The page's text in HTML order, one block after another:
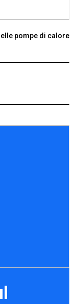
pompe di calore